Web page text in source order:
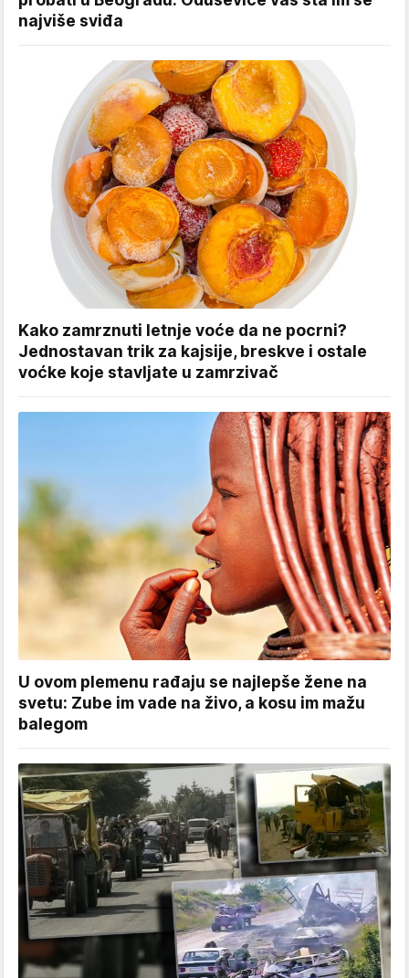
najviše sviđa
Kako zamrznuti letnje voće da ne pocrni?
Jednostavan trik za kajsije, breskve i ostale
voćke koje stavljate u zamrzivač
U ovom plemenu rađaju se najlepše žene na
svetu: Zube im vade na živo, a kosu im mažu
balegom